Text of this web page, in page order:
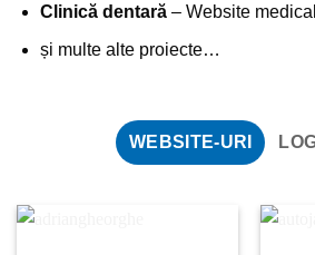
Clinică dentară– Website medical
și multe alte proiecte…
WEBSITE-URI